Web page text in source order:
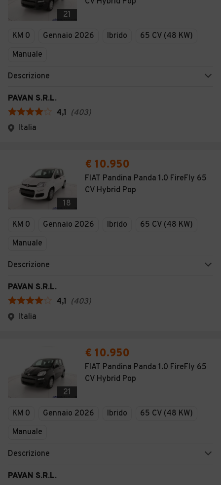
21
KM 0 Gennaio 2026 Ibrido
65 CV (48 KW)
Manuale
Descrizione
PAVAN S.R.L.
4,1 (403)
Italia
18
€ 10.950
FIAT Pandina Panda 1.0 FireFly 65
CV Hybrid Pop
KM 0 Gennaio 2026 Ibrido
65 CV (48 KW)
Manuale
Descrizione
PAVAN S.R.L.
4,1 (403)
Italia
21
€ 10.950
FIAT Pandina Panda 1.0 FireFly 65
CV Hybrid Pop
KM 0 Gennaio 2026 Ibrido
65 CV (48 KW)
Manuale
Descrizione
PAVAN S.R.L.